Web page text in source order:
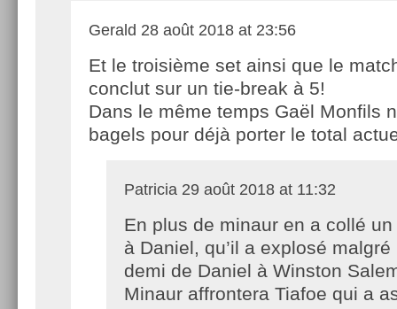
Gerald 28 août 2018 at 23:56
Et le troisième set ainsi que le
conclut sur un tie-break à 5!
Dans le même temps Gaël Monfils
bagels pour déjà porter le total
Patricia 29 août 2018 at 11:32
En plus de minaur en a collé
à Daniel, qu’il a explosé malgré
demi de Daniel à Winston
Minaur affrontera Tiafoe qui a